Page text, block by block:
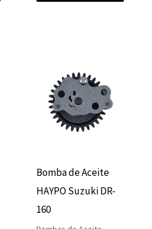
Bomba de Aceite
HAYPO Suzuki DR-
160